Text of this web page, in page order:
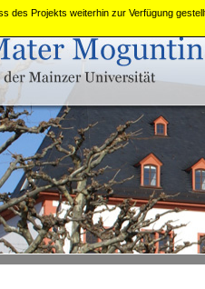
des Projekts weiterhin zur Verfügung